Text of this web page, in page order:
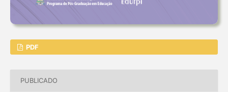
PDF
PUBLICADO